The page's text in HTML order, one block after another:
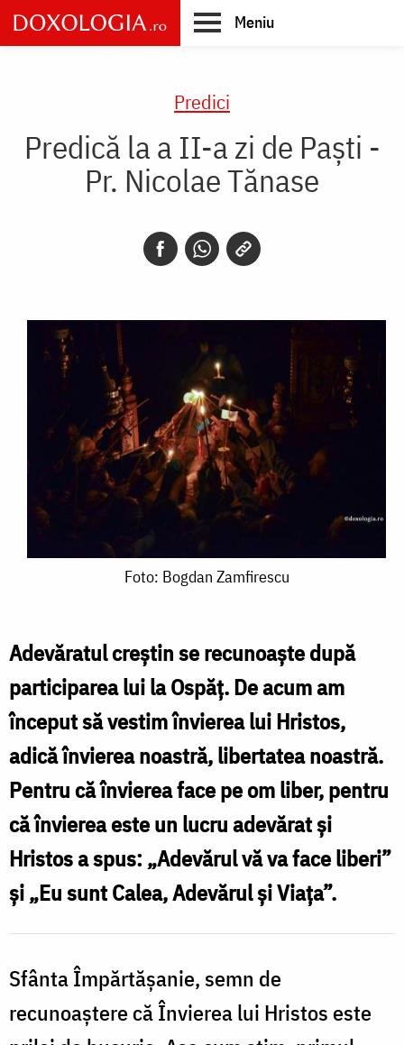
Skip
to
main
Meniu
Predici
Predică la a II-a zi de Paşti -
Pr. Nicolae Tănase
Zamfirescu
Foto: Bogdan Zamfirescu
Adevăratul creştin se recunoaşte după
participarea lui la Ospăţ. De acum am
început să vestim învierea lui Hristos,
adică învierea noastră, libertatea noastră.
Pentru că învierea face pe om liber, pentru
că învierea este un lucru adevărat şi
Hristos a spus: „Adevărul vă va face liberi”
şi „Eu sunt Calea, Adevărul şi Viaţa”.
Sfânta Împărtăşanie, semn de
recunoaştere că Învierea lui Hristos este